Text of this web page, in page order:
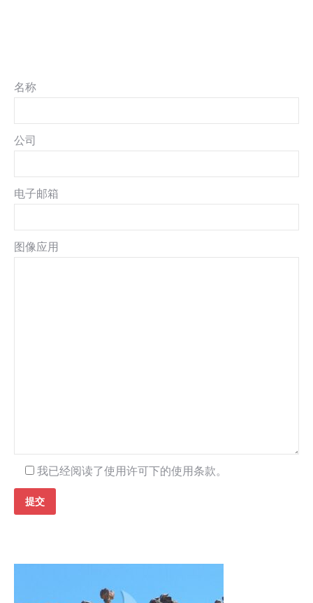
名称
公司
电子邮箱
图像应用
我已经阅读了使用许可下的使用条款。